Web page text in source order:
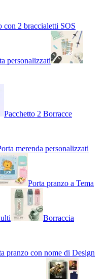
con 2 braccialetti SOS
personalizzati
Pacchetto 2 Borracce
merenda personalizzati
Porta pranzo a Tema
Borraccia
pranzo con nome di Design